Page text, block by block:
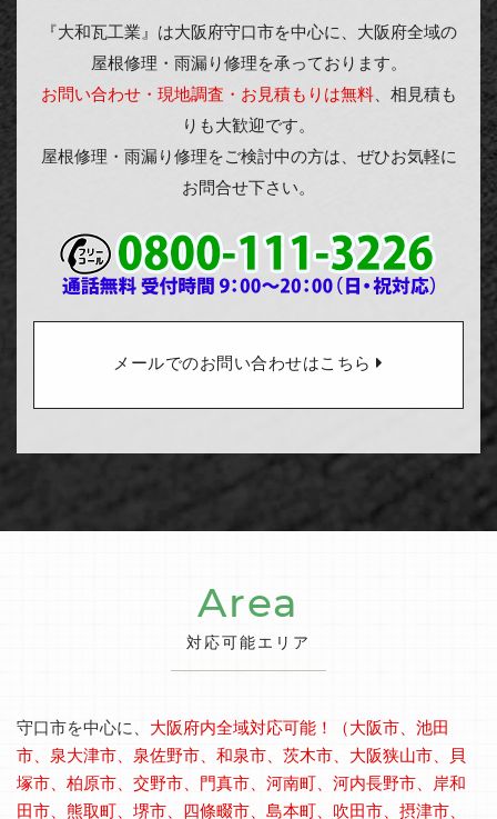
『大和瓦工業』は大阪府守口市を中心に、大阪府全域の
屋根修理・雨漏り修理を承っております。
お問い合わせ・現地調査・お見積もりは無料、相見積も
りも大歓迎です。
屋根修理・雨漏り修理をご検討中の方は、ぜひお気軽に
お問合せ下さい。
メールでのお問い合わせはこちら
Area
対応可能エリア
守口市を中心に、 大阪府内全域対応可能！（大阪市、池田
市、泉大津市、泉佐野市、和泉市、茨木市、大阪狭山市、貝
塚市、柏原市、交野市、門真市、河南町、河内長野市、岸和
田市、熊取町、堺市、四條畷市、島本町、吹田市、摂津市、